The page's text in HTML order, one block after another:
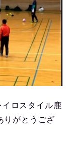
ロスタイル鹿
りがとうござ